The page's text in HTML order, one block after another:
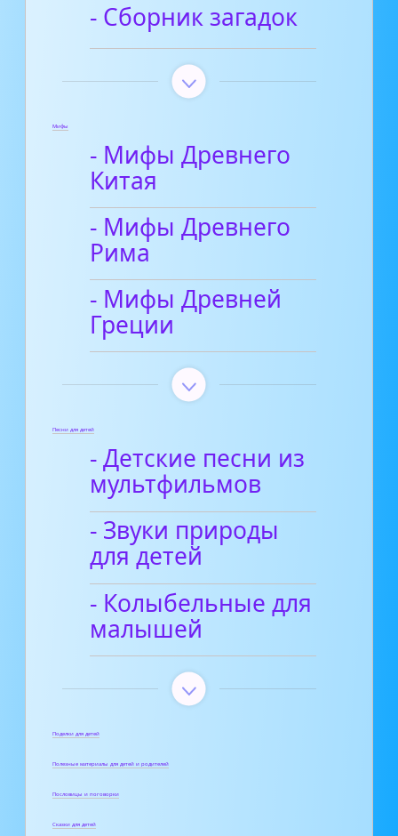
- Сборник загадок
Мифы
- Мифы Древнего
Китая
- Мифы Древнего
Рима
- Мифы Древней
Греции
Песни для детей
- Детские песни из
мультфильмов
- Звуки природы
для детей
- Колыбельные для
малышей
Поделки для детей
Полезные материалы для детей и родителей
Пословицы и поговорки
Сказки для детей